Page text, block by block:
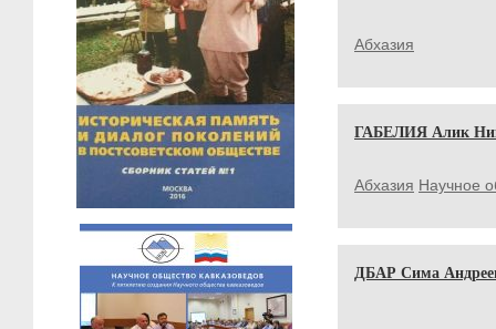
Абхазия
ГАБЕЛИЯ Алик
Абхазия Научное
ДБАР Сима